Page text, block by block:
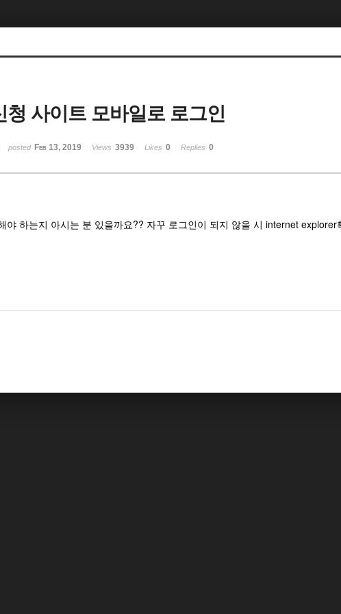
청 사이트 모바일로 로그인
posted Feb 13, 2019 Views 3939 Likes 0 Replies 0
야 하는지 아시는 분 있을까요?? 자꾸 로그인이 되지 않을 시 internet